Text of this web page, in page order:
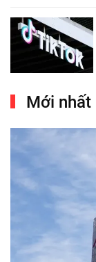
Mới nhất